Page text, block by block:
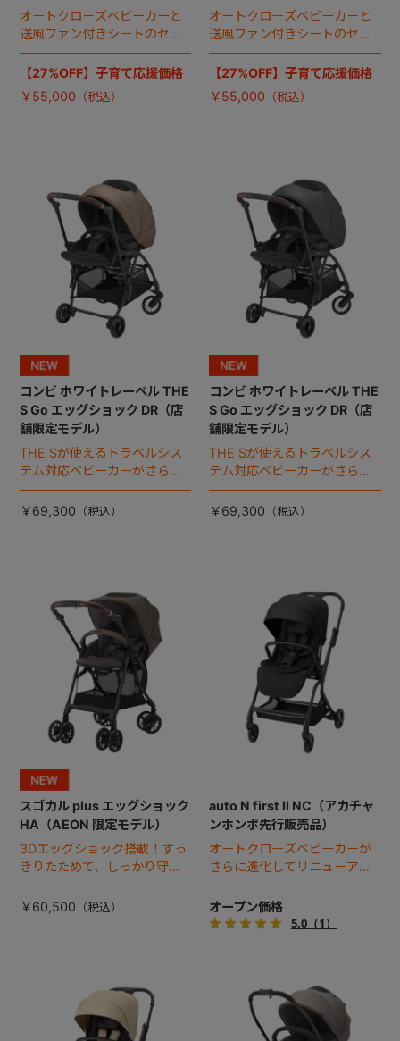
オートクローズベビーカーと
送風ファン付きシートのセッ
ト。
【27%OFF】子育て応援価格
￥55,000
オートクローズベビーカーと
送風ファン付きシートのセッ
ト。
【27%OFF】子育て応援価格
￥55,000
コンビ ホワイトレーベル THE
S Go エッグショック DR（店
舗限定モデル）
THE Sが使えるトラベルシス
テム対応ベビーカーがさらに
進化！
￥69,300
コンビ ホワイトレーベル THE
S Go エッグショック DR（店
舗限定モデル）
THE Sが使えるトラベルシス
テム対応ベビーカーがさらに
進化！
￥69,300
スゴカル plus エッグショック
HA（AEON 限定モデル）
3Dエッグショック搭載！すっ
きりたためて、しっかり守れ
る、スゴカルのコンパクトモ
デル。
￥60,500
auto N first II NC（アカチャ
ンホンポ先行販売品）
オートクローズベビーカーが
さらに進化してリニューア
ル！
オープン価格
5.0（1）